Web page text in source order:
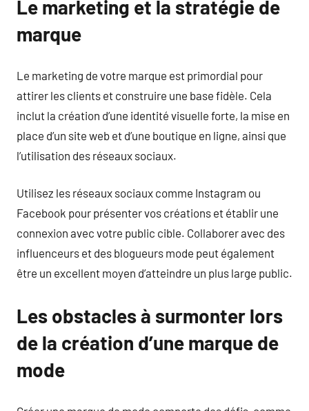
Le marketing et la stratégie de
marque
Le marketing de votre marque est primordial pour
attirer les clients et construire une base fidèle. Cela
inclut la création d’une identité visuelle forte, la mise en
place d’un site web et d’une boutique en ligne, ainsi que
l’utilisation des réseaux sociaux.
Utilisez les réseaux sociaux comme Instagram ou
Facebook pour présenter vos créations et établir une
connexion avec votre public cible. Collaborer avec des
influenceurs et des blogueurs mode peut également
être un excellent moyen d’atteindre un plus large public.
Les obstacles à surmonter lors
de la création d’une marque de
mode